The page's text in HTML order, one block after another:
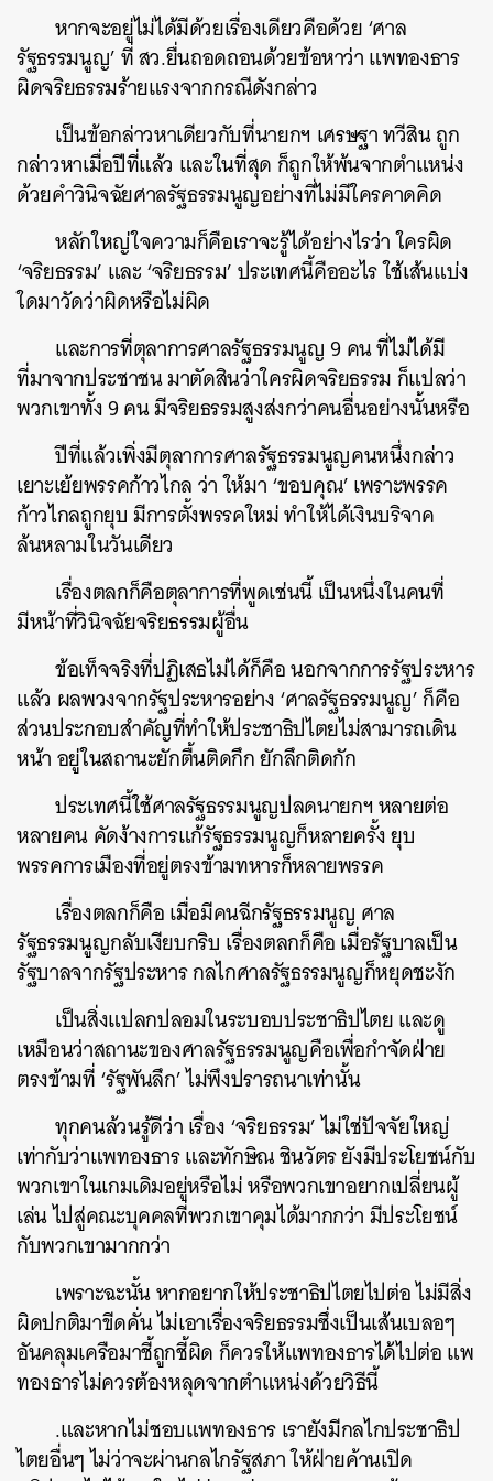
หากจะอยู่ไม่ได้มีด้วยเรื่องเดียวคือด้วย ‘ศาล
รัฐธรรมนูญ’ ที่ สว.ยื่นถอดถอนด้วยข้อหาว่า แพทองธาร
ผิดจริยธรรมร้ายแรงจากกรณีดังกล่าว
เป็นข้อกล่าวหาเดียวกับที่นายกฯ เศรษฐา ทวีสิน ถูก
กล่าวหาเมื่อปีที่แล้ว และในที่สุด ก็ถูกให้พ้นจากตำแหน่ง
ด้วยคำวินิจฉัยศาลรัฐธรรมนูญอย่างที่ไม่มีใครคาดคิด
หลักใหญ่ใจความก็คือเราจะรู้ได้อย่างไรว่า ใครผิด
‘จริยธรรม’ และ ‘จริยธรรม’ ประเทศนี้คืออะไร ใช้เส้นแบ่ง
ใดมาวัดว่าผิดหรือไม่ผิด
และการที่ตุลาการศาลรัฐธรรมนูญ 9 คน ที่ไม่ได้มี
ที่มาจากประชาชน มาตัดสินว่าใครผิดจริยธรรม ก็แปลว่า
พวกเขาทั้ง 9 คน มีจริยธรรมสูงส่งกว่าคนอื่นอย่างนั้นหรือ
ปีที่แล้วเพิ่งมีตุลาการศาลรัฐธรรมนูญคนหนึ่งกล่าว
เยาะเย้ยพรรคก้าวไกล ว่า ให้มา ‘ขอบคุณ’ เพราะพรรค
ก้าวไกลถูกยุบ มีการตั้งพรรคใหม่ ทำให้ได้เงินบริจาค
ล้นหลามในวันเดียว
เรื่องตลกก็คือตุลาการที่พูดเช่นนี้ เป็นหนึ่งในคนที่
มีหน้าที่วินิจฉัยจริยธรรมผู้อื่น
ข้อเท็จจริงที่ปฏิเสธไม่ได้ก็คือ นอกจากการรัฐประหาร
แล้ว ผลพวงจากรัฐประหารอย่าง ‘ศาลรัฐธรรมนูญ’ ก็คือ
ส่วนประกอบสำคัญที่ทำให้ประชาธิปไตยไม่สามารถเดิน
หน้า อยู่ในสถานะยักตื้นติดกึก ยักลึกติดกัก
ประเทศนี้ใช้ศาลรัฐธรรมนูญปลดนายกฯ หลายต่อ
หลายคน คัดง้างการแก้รัฐธรรมนูญก็หลายครั้ง ยุบ
พรรคการเมืองที่อยู่ตรงข้ามทหารก็หลายพรรค
เรื่องตลกก็คือ เมื่อมีคนฉีกรัฐธรรมนูญ ศาล
รัฐธรรมนูญกลับเงียบกริบ เรื่องตลกก็คือ เมื่อรัฐบาลเป็น
รัฐบาลจากรัฐประหาร กลไกศาลรัฐธรรมนูญก็หยุดชะงัก
เป็นสิ่งแปลกปลอมในระบอบประชาธิปไตย และดู
เหมือนว่าสถานะของศาลรัฐธรรมนูญคือเพื่อกำจัดฝ่าย
ตรงข้ามที่ ‘รัฐพันลึก’ ไม่พึงปรารถนาเท่านั้น
ทุกคนล้วนรู้ดีว่า เรื่อง ‘จริยธรรม’ ไม่ใช่ปัจจัยใหญ่
เท่ากับว่าแพทองธาร และทักษิณ ชินวัตร ยังมีประโยชน์กับ
พวกเขาในเกมเดิมอยู่หรือไม่ หรือพวกเขาอยากเปลี่ยนผู้
เล่น ไปสู่คณะบุคคลที่พวกเขาคุมได้มากกว่า มีประโยชน์
กับพวกเขามากกว่า
เพราะฉะนั้น หากอยากให้ประชาธิปไตยไปต่อ ไม่มีสิ่ง
ผิดปกติมาขีดคั่น ไม่เอาเรื่องจริยธรรมซึ่งเป็นเส้นเบลอๆ
อันคลุมเครือมาชี้ถูกชี้ผิด ก็ควรให้แพทองธารได้ไปต่อ แพ
ทองธารไม่ควรต้องหลุดจากตำแหน่งด้วยวิธีนี้
.และหากไม่ชอบแพทองธาร เรายังมีกลไกประชาธิป
ไตยอื่นๆ ไม่ว่าจะผ่านกลไกรัฐสภา ให้ฝ่ายค้านเปิด
ค้นหา
SHARE TWEET LINE EMAIL